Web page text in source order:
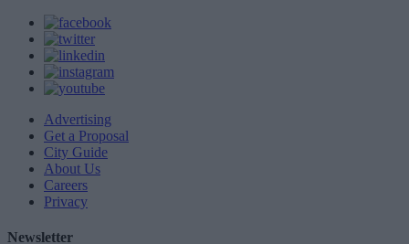
Advertising
Get a Proposal
City Guide
About Us
Careers
Privacy
Newsletter